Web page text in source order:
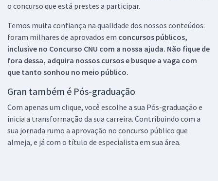
o concurso que está prestes a participar.
Temos muita confiança na qualidade dos nossos conteúdos:
foram milhares de aprovados em concursos públicos,
inclusive no Concurso CNU com a nossa ajuda. Não fique de
fora dessa, adquira nossos cursos e busque a vaga com
que tanto sonhou no meio público.
Gran também é Pós-graduação
Com apenas um clique, você escolhe a sua Pós-graduação e
inicia a transformação da sua carreira. Contribuindo com a
sua jornada rumo a aprovação no concurso público que
almeja, e já com o título de especialista em sua área.